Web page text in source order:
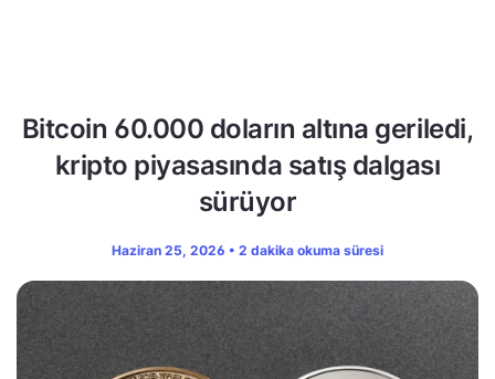
Bitcoin 60.000 doların altına geriledi,
kripto piyasasında satış dalgası
sürüyor
Haziran 25, 2026 • 2 dakika okuma süresi